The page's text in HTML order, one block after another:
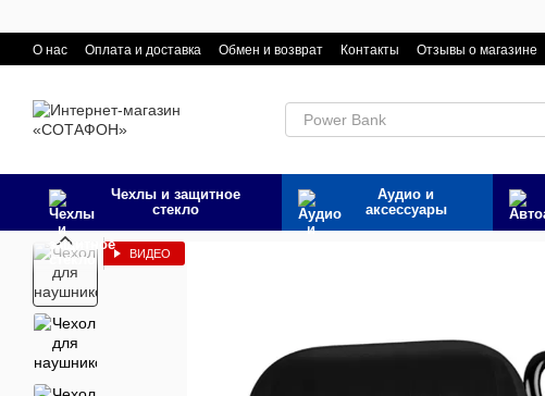
О нас Оплата и доставка Обмен и возврат Контакты Отзывы о магазине
Чехлы и защитное
стекло
Аудио и
аксессуары
ВИДЕО